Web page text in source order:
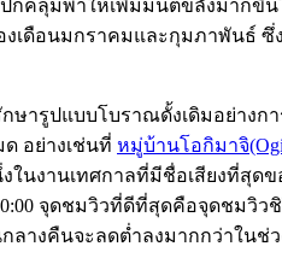
คลุมพาให้เพิ่มมนต์ขลังมากขึ้น
เดือนมกราคมและกุมภาพันธ์ ซึ่
ารูปแบบโบราณดั้งเดิมอย่างก
อย่างเช่นที่ หมู่บ้านโอกิมาจิ
ในงานเทศกาลที่มีชื่อเสียงที่สุด
จุดชมวิวที่ดีที่สุดคือจุดชมวิวชิ
ลางคืนจะลดต่ำลงมากกว่าในช่